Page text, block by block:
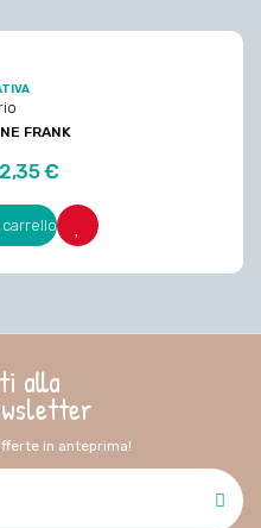
FRANK
€
alla
in anteprima!